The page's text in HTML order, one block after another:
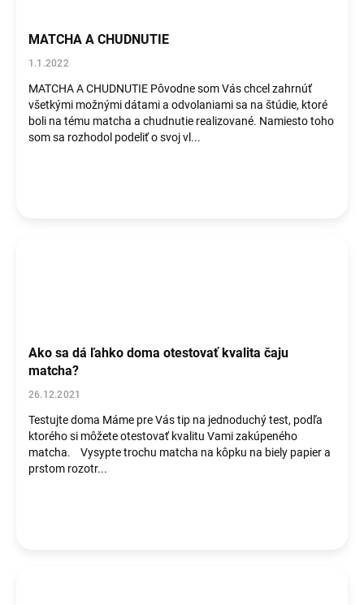
MATCHA A CHUDNUTIE
1.1.2022
MATCHA A CHUDNUTIE Pôvodne som Vás chcel zahrnúť
všetkými možnými dátami a odvolaniami sa na štúdie, ktoré
boli na tému matcha a chudnutie realizované. Namiesto toho
som sa rozhodol podeliť o svoj vl...
Ako sa dá ľahko doma otestovať kvalita čaju
matcha?
26.12.2021
Testujte doma Máme pre Vás tip na jednoduchý test, podľa
ktorého si môžete otestovať kvalitu Vami zakúpeného
matcha. Vysypte trochu matcha na kôpku na biely papier a
prstom rozotr...